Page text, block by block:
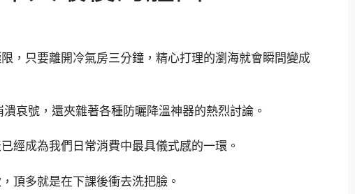
，只要離開冷氣房三分鐘，精心打理的瀏海就會瞬間變成
哀號，還夾雜著各種防曬降溫神器的熱烈討論。
經成為我們日常消費中最具儀式感的一環。
頂多就是在下課後衝去洗把臉。